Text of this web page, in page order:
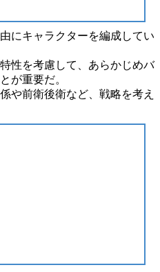
にキャラクターを編成してい
性を考慮して、あらかじめバ
が重要だ。
や前衛後衛など、 戦略を考え